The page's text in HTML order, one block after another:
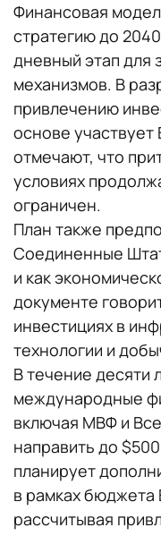
Финансовая
стратегию до
дневный этап для
механизмов. В
привлечению
основе участвует
отмечают, что
условиях
ограничен.
План также
Соединенные
и как
документе
инвестициях в
технологии и
В течение десяти
международные
включая МВФ и
направить до
планирует
в рамках бюджета
рассчитывая